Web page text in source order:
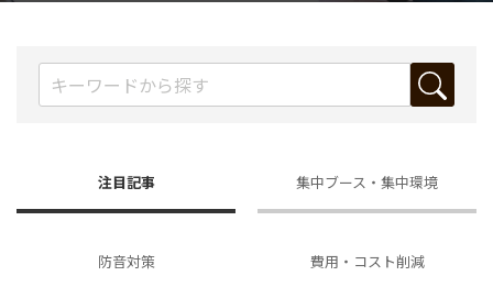
注目記事 集中ブース・集中環境
防音対策 費用・コスト削減